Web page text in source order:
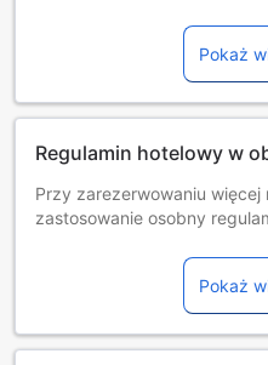
Pokaż
Regulamin hotelowy w
Przy zarezerwowaniu
zastosowanie osobny
rezerwacja) i kosztuje 7,50
W przypadku wszystkich
korzystających z dostawki
noc.
Pokaż